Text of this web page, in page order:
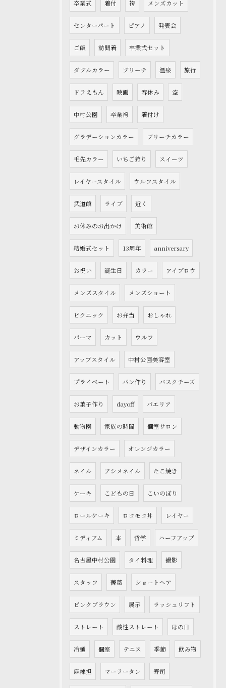
卒業式 着付 袴 メンズカット
センターパート ピアノ 発表会
ご飯 訪問着 卒業式セット
ダブルカラー ブリーチ 温泉 旅行
ドラえもん 映画 春休み 空
中村公園 卒業袴 着付け
グラデーションカラー ブリーチカラー
毛先カラー いちご狩り スイーツ
レイヤースタイル ウルフスタイル
武道館 ライブ 近く
お休みのお出かけ 美術館
結婚式セット 13周年 anniversary
お祝い 誕生日 カラー アイブロウ
メンズスタイル メンズショート
ピクニック お弁当 おしゃれ
パーマ カット ウルフ
アップスタイル 中村公園美容室
プライベート パン作り バスクチーズ
お菓子作り dayoff パエリア
動物園 家族の時間 個室サロン
デザインカラー オレンジカラー
ネイル アシメネイル たこ焼き
ケーキ こどもの日 こいのぼり
ロールケーキ ロコモコ丼 レイヤー
ミディアム 本 哲学 ハーフアップ
名古屋中村公園 タイ料理 撮影
スタッフ 薔薇 ショートヘア
ピンクブラウン 展示 ラッシュリフト
ストレート 酸性ストレート 母の日
冷麺 個室 テニス 季節 飲み物
麻辣担 マーラータン 寿司